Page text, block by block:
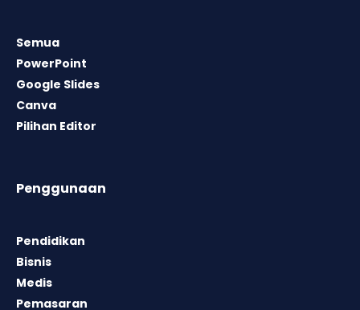
Semua
PowerPoint
Google Slides
Canva
Pilihan Editor
Penggunaan
Pendidikan
Bisnis
Medis
Pemasaran